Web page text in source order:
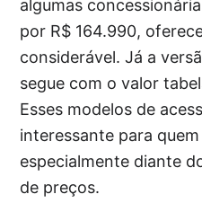
algumas
por R$ 164.990,
considerável. Já a
segue com o valor
Esses modelos de
interessante para
especialmente diante
de preços.